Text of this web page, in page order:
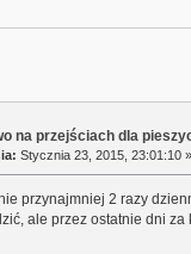
na przejściach dla
Stycznia 23, 2015, 23:01:10 »
przynajmniej 2 razy
ale przez ostatnie dni